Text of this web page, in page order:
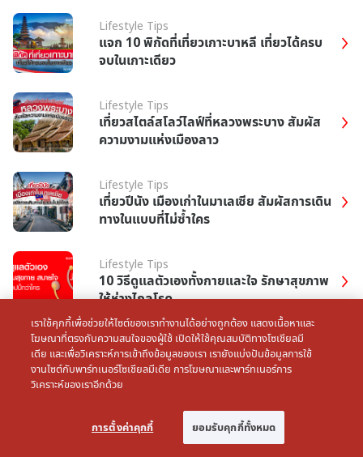
Lifestyle Tips
แจก 10 พิกัดที่เที่ยวเกาะบาหลี เที่ยวได้ครบ
จบในเกาะเดียว
Lifestyle Tips
เที่ยวสไตล์สโลว์ไลฟ์ที่หลวงพระบาง สัมผัส
ความงามแห่งเมืองลาว
Lifestyle Tips
เที่ยวปีนัง เมืองเก่าในมาเลเซีย สัมผัสการเดิน
ทางในแบบที่ไม่ซ้ำใคร
Lifestyle Tips
10 วิธีดูแลตัวเองทั้งกายและใจ รักษาสุขภาพ
ให้ห่างไกลโรค
Lifestyle Tips
รวม 10 อาหารประจำชาติอาเซียน ที่ต้องลอง!
Lifestyle Tips
สัมผัสความงดงาม พร้อมทำความรู้จักกับ
เราใช้คุกกี้เพื่อช่วยให้ไซต์ของเราทำงานได้อย่างถูกต้อง แสดงเนื้อหาและ
โฆษณาที่ตรงกับความสนใจของผู้ใช้ เปิดให้ใช้คุณสมบัติทางโซเชียลมี
เดีย และเพื่อวิเคราะห์การเข้าถึงข้อมูลของเรา เรายังแบ่งปันข้อมูลการใช้
งานไซต์กับพาร์ทเนอร์โซเชียลมีเดีย การโฆษณาและพาร์ทเนอร์การ
วิเคราะห์ของเราอีกด้วย
การตั้งค่าคุกกี้ ยอมรับคุกกี้ทั้งหมด